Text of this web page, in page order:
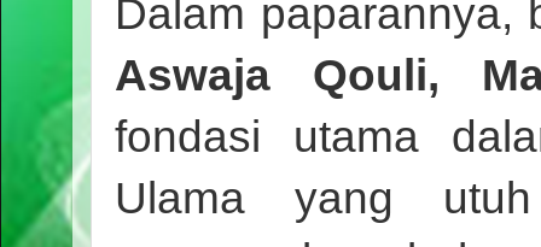
Dalam
Aswaja Qouli,
fondasi utama
Ulama yang